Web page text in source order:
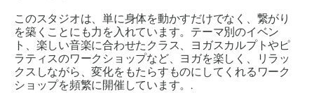
このスタジオは、単に身体を動かすだけでなく、繋がり
を築くことにも力を入れています。テーマ別のイベン
ト、楽しい音楽に合わせたクラス、ヨガスカルプトやピ
ラティスのワークショップなど、ヨガを楽しく、リラッ
クスしながら、変化をもたらすものにしてくれるワーク
ショップを頻繁に開催しています。.